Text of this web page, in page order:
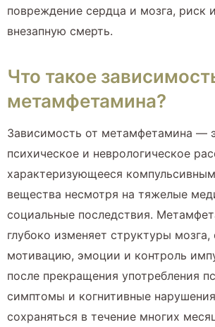
повреждение сердца и мозга, риск
внезапную смерть.
Что такое
метамфетамина?
Зависимость от метамфетамина —
психическое и неврологическое
характеризующееся
вещества несмотря на тяжелые
социальные последствия.
глубоко изменяет структуры
мотивацию, эмоции и контроль
после прекращения употребления
симптомы и когнитивные
сохраняться в течение многих